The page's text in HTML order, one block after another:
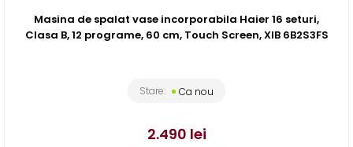
Masina de spalat vase incorporabila Haier 16 seturi,
Clasa B, 12 programe, 60 cm, Touch Screen, XIB 6B2S3FS
Stare: Ca nou
2.490 lei